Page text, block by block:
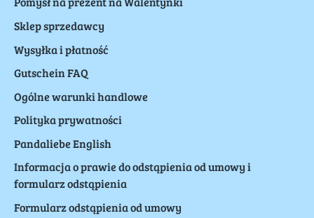
Sklep sprzedawcy
Wysyłka i płatność
Gutschein FAQ
Ogólne warunki handlowe
Polityka prywatności
Pandaliebe English
Informacja o prawie do odstąpienia od umowy i
formularz odstąpienia
Formularz odstąpienia od umowy